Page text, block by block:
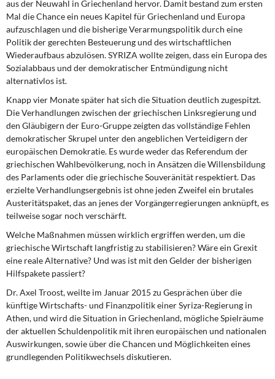
Memo-Gruppe
Institut Solidarische Moderne
Rosa-Luxemburg-Stiftung
Über mich
Kontakt
aus der Neuwahl in Griechenland hervor. Damit bestand zum ersten
Mal die Chance ein neues Kapitel für Griechenland und Europa
aufzuschlagen und die bisherige Verarmungspolitik durch eine
Politik der gerechten Besteuerung und des wirtschaftlichen
Wiederaufbaus abzulösen. SYRIZA wollte zeigen, dass ein Europa des
Sozialabbaus und der demokratischer Entmündigung nicht
alternativlos ist.
Knapp vier Monate später hat sich die Situation deutlich zugespitzt.
Die Verhandlungen zwischen der griechischen Linksregierung und
den Gläubigern der Euro-Gruppe zeigten das vollständige Fehlen
demokratischer Skrupel unter den angeblichen Verteidigern der
europäischen Demokratie. Es wurde weder das Referendum der
griechischen Wahlbevölkerung, noch in Ansätzen die Willensbildung
des Parlaments oder die griechische Souveränität respektiert. Das
erzielte Verhandlungsergebnis ist ohne jeden Zweifel ein brutales
Austeritätspaket, das an jenes der Vorgängerregierungen anknüpft, es
teilweise sogar noch verschärft.
Welche Maßnahmen müssen wirklich ergriffen werden, um die
griechische Wirtschaft langfristig zu stabilisieren? Wäre ein Grexit
eine reale Alternative? Und was ist mit den Gelder der bisherigen
Hilfspakete passiert?
Dr. Axel Troost, weilte im Januar 2015 zu Gesprächen über die
künftige Wirtschafts- und Finanzpolitik einer Syriza-Regierung in
Athen, und wird die Situation in Griechenland, mögliche Spielräume
der aktuellen Schuldenpolitik mit ihren europäischen und nationalen
Auswirkungen, sowie über die Chancen und Möglichkeiten eines
grundlegenden Politikwechsels diskutieren.